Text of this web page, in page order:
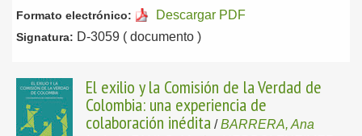
Formato electrónico: Descargar PDF
Signatura: D-3059 ( documento )
El exilio y la Comisión de la Verdad de
Colombia: una experiencia de
colaboración inédita /BARRERA, Ana